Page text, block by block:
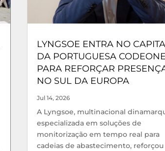
LYNGSOE ENTRA NO
DA PORTUGUESA CODEONE
PARA REFORÇAR
NO SUL DA EUROPA
Jul 14, 2026
A Lyngsoe, multinacional
especializada em soluções de
monitorização em tempo real para
cadeias de abastecimento, reforçou